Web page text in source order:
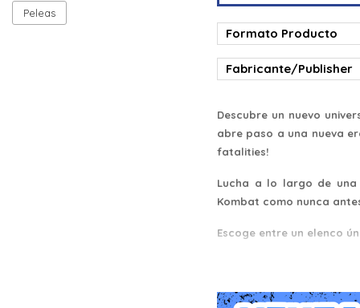
Peleas
Formato Producto
Fabricante/Publisher
Descubre un nuevo
abre paso a una nueva
fatalities!
Lucha a lo largo de
Kombat como nunca
Escoge entre un elenco